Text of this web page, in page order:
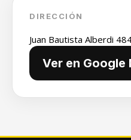
DIRECCIÓN
Juan Bautista Alberdi
Ver en Google